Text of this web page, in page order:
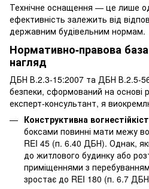
Технічне оснащення — це лише
ефективність залежить від
державним будівельним нормам.
Нормативно-правова
нагляд
ДБН В.2.3-15:2007 та ДБН В.2.5-
безпеки, сформований на основі
експерт-консультант, я
Конструктивна
боксами повинні мати межу
REI 45 (п. 6.40 ДБН). Однак,
до житлового будинку або
приміщеннями з
зростає до REI 180 (п. 6.7